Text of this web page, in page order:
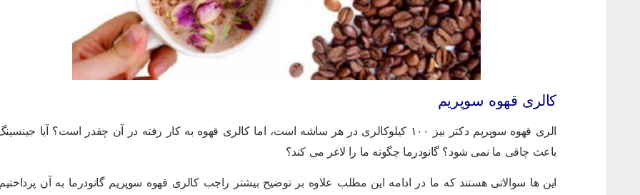
کالری قهوه سوپریم
الری قهوه سوپریم دکتر بیز ۱۰۰ کیلوکالری در هر ساشه است، اما کالری قهوه به کار رفته در آن چقدر است؟ آیا
باعث چاقی ما نمی شود؟ گانودرما چگونه ما را لاغر می کند؟
این ها سوالاتی هستند که ما در ادامه این مطلب علاوه بر توضیح بیشتر راجب کالری قهوه سوپریم گانودرما به آن